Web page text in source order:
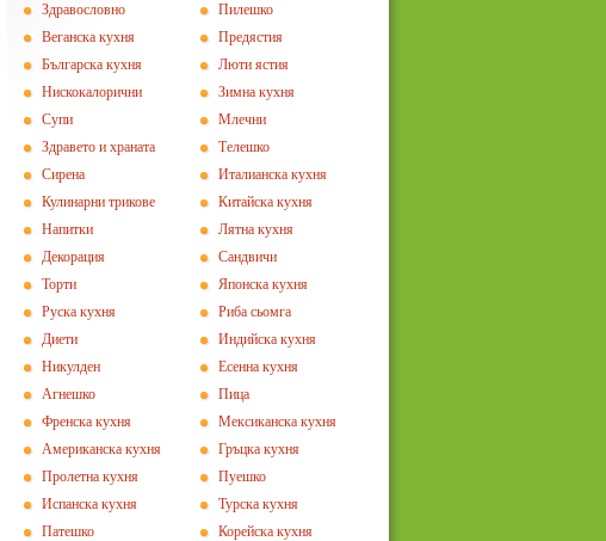
Здравословно
Пилешко
Веганска кухня
Предястия
Българска кухня
Люти ястия
Нискокалорични
Зимна кухня
Супи
Млечни
Здравето и храната
Телешко
Сирена
Италианска кухня
Кулинарни трикове
Китайска кухня
Напитки
Лятна кухня
Декорация
Сандвичи
Торти
Японска кухня
Руска кухня
Риба сьомга
Диети
Индийска кухня
Никулден
Есенна кухня
Агнешко
Пица
Френска кухня
Мексиканска кухня
Американска кухня
Гръцка кухня
Пролетна кухня
Пуешко
Испанска кухня
Турска кухня
Патешко
Корейска кухня